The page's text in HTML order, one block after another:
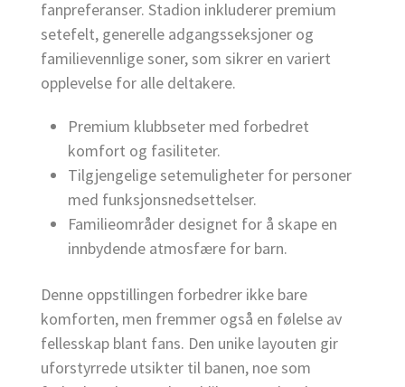
fanpreferanser. Stadion inkluderer premium
setefelt, generelle adgangsseksjoner og
familievennlige soner, som sikrer en variert
opplevelse for alle deltakere.
Premium klubbseter med forbedret
komfort og fasiliteter.
Tilgjengelige setemuligheter for personer
med funksjonsnedsettelser.
Familieområder designet for å skape en
innbydende atmosfære for barn.
Denne oppstillingen forbedrer ikke bare
komforten, men fremmer også en følelse av
fellesskap blant fans. Den unike layouten gir
uforstyrrede utsikter til banen, noe som